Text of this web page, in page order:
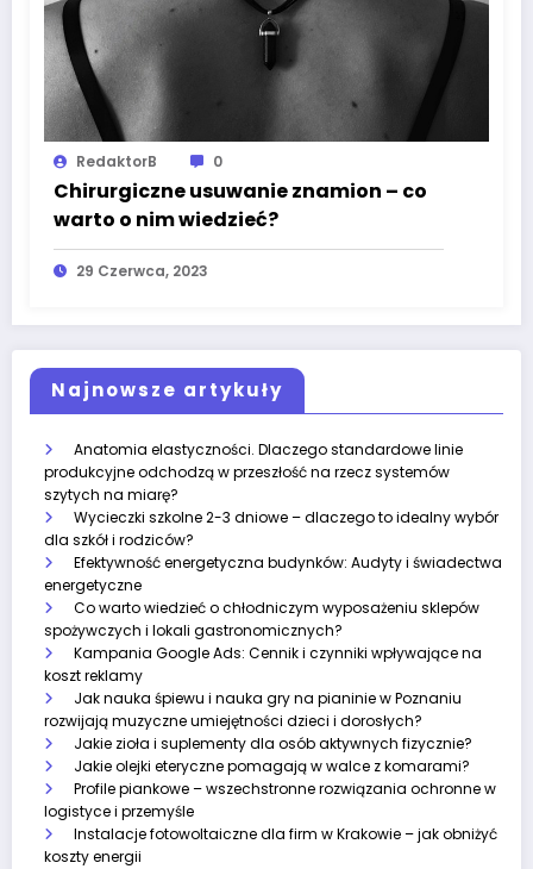
RedaktorB 0
Chirurgiczne usuwanie znamion – co
warto o nim wiedzieć?
29 Czerwca, 2023
Najnowsze artykuły
Anatomia elastyczności. Dlaczego standardowe linie
produkcyjne odchodzą w przeszłość na rzecz systemów
szytych na miarę?
Wycieczki szkolne 2-3 dniowe – dlaczego to idealny wybór
dla szkół i rodziców?
Efektywność energetyczna budynków: Audyty i świadectwa
energetyczne
Co warto wiedzieć o chłodniczym wyposażeniu sklepów
spożywczych i lokali gastronomicznych?
Kampania Google Ads: Cennik i czynniki wpływające na
koszt reklamy
Jak nauka śpiewu i nauka gry na pianinie w Poznaniu
rozwijają muzyczne umiejętności dzieci i dorosłych?
Jakie zioła i suplementy dla osób aktywnych fizycznie?
Jakie olejki eteryczne pomagają w walce z komarami?
Profile piankowe – wszechstronne rozwiązania ochronne w
logistyce i przemyśle
Instalacje fotowoltaiczne dla firm w Krakowie – jak obniżyć
koszty energii